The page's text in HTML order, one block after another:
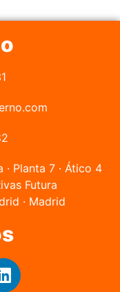
Planta 7 · Ático 4
Futura
· Madrid